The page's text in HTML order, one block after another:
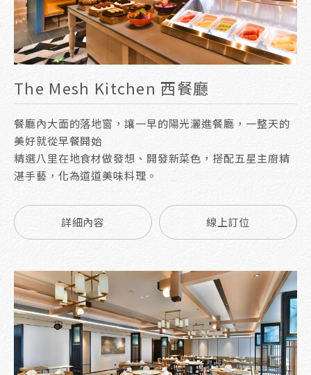
The Mesh Kitchen 西餐廳
餐廳內大面的落地窗，讓一早的陽光灑進餐廳，一整天的
美好就從早餐開始
精選八里在地食材做發想、開發新菜色，搭配五星主廚精
湛手藝，化為道道美味料理。
詳細內容 線上訂位